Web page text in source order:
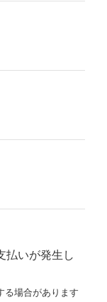
払いが発生し
る場合があります